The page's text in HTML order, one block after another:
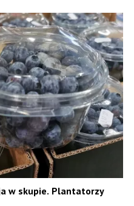
w skupie. Plantatorzy